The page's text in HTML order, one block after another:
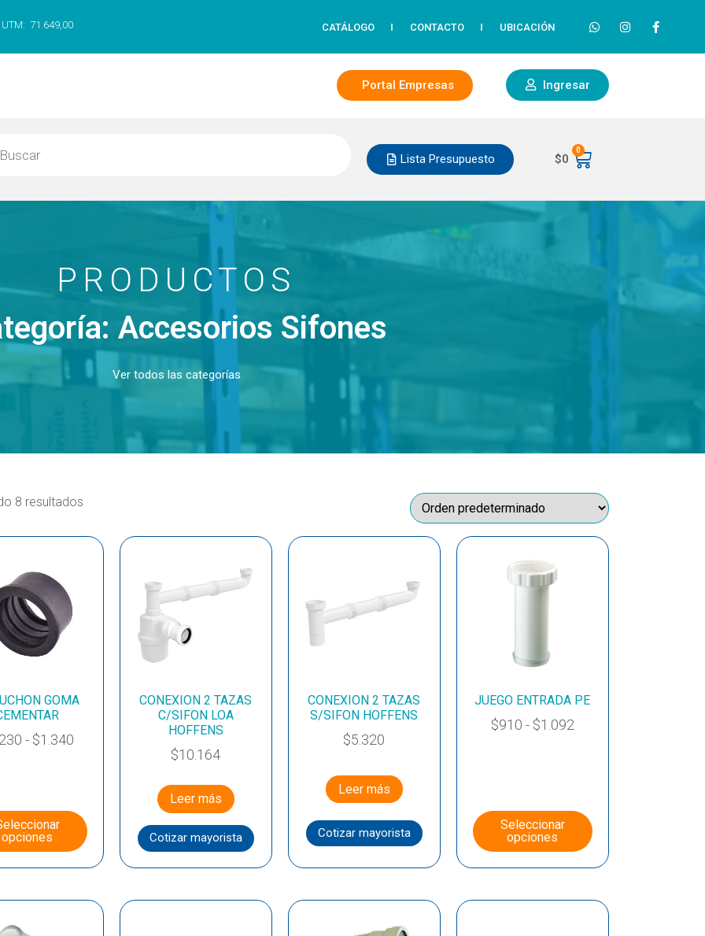
UTM: 71.649,00 CATÁLOGO CONTACTO UBICACIÓN
Portal Empresas Ingresar
Lista Presupuesto $0
0
PRODUCTOS
Accesorios Sifones
Ver todos las categorías
8 resultados
GOMA
- $1.340
opciones
CONEXION 2 TAZAS
C/SIFON LOA
HOFFENS
$10.164
Leer más
Cotizar mayorista
CONEXION 2 TAZAS
S/SIFON HOFFENS
$5.320
Leer más
Cotizar mayorista
JUEGO ENTRADA PE
$910 - $1.092
Seleccionar
opciones